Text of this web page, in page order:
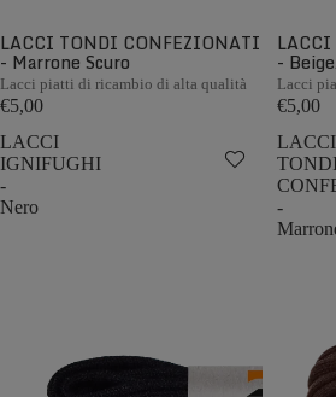
LACCI TONDI CONFEZIONATI
- Marrone Scuro
Lacci piatti di ricambio di alta qualità
€5,00
-
Lacci
€5,00
LACCI
IGNIFUGHI
-
Nero
LACCI
-